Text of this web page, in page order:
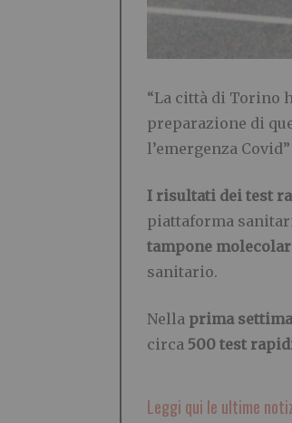
“La città di Torino
preparazione di
l’emergenza
I risultati dei test
piattaforma
tampone
sanitario.
Nella prima
circa 500 test
Leggi qui le ultime